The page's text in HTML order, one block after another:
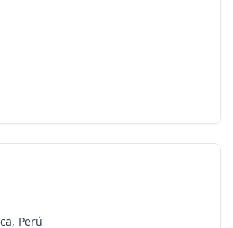
Perú